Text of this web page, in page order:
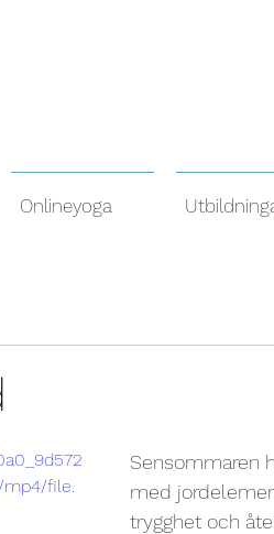
Onlineyoga
mp4/file.
Sensommaren
med
trygghet och